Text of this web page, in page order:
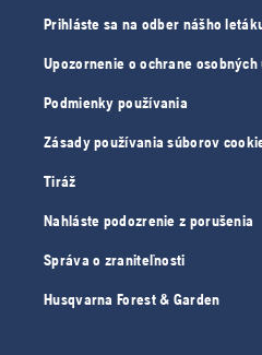
Prihláste sa na odber nášho
Upozornenie o ochrane osobných
Podmienky používania
Zásady používania súborov
Tiráž
Nahláste podozrenie z porušenia
Správa o zraniteľnosti
Husqvarna Forest & Garden